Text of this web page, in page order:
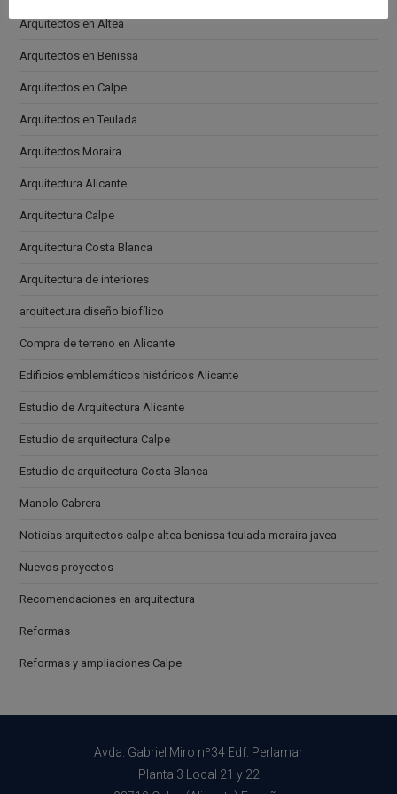
Arquitectos en Altea
Arquitectos en Benissa
Arquitectos en Calpe
Arquitectos en Teulada
Arquitectos Moraira
Arquitectura Alicante
Arquitectura Calpe
Arquitectura Costa Blanca
Arquitectura de interiores
arquitectura diseño biofílico
Compra de terreno en Alicante
Edificios emblemáticos históricos Alicante
Estudio de Arquitectura Alicante
Estudio de arquitectura Calpe
Estudio de arquitectura Costa Blanca
Manolo Cabrera
Noticias arquitectos calpe altea benissa teulada moraira javea
Nuevos proyectos
Recomendaciones en arquitectura
Reformas
Reformas y ampliaciones Calpe
Avda. Gabriel Miro nº34 Edf. Perlamar
Planta 3 Local 21 y 22